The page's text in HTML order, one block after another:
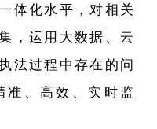
体化水平，对相关
，运用大数据、云
法过程中存在的问
准、高效、实时监